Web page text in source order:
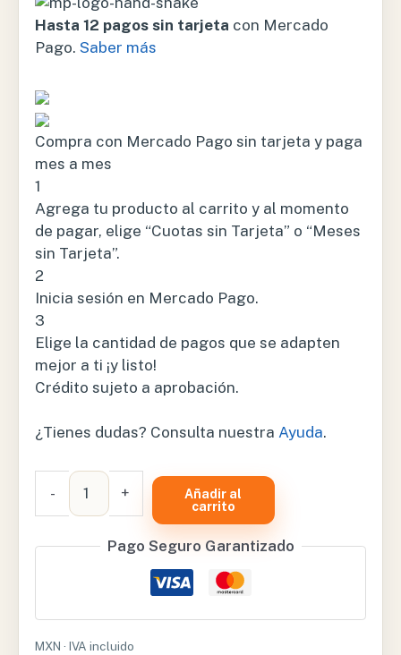
Hasta 12 pagos sin tarjeta con Mercado
Pago. Saber más
Compra con Mercado Pago sin tarjeta y paga
mes a mes
1
Agrega tu producto al carrito y al momento
de pagar, elige “Cuotas sin Tarjeta” o “Meses
sin Tarjeta”.
2
Inicia sesión en Mercado Pago.
3
Elige la cantidad de pagos que se adapten
mejor a ti ¡y listo!
Crédito sujeto a aprobación.
¿Tienes dudas? Consulta nuestra Ayuda.
-
CONSULTORIO
G
cantidad
+
Añadir al
carrito
Pago Seguro Garantizado
MXN · IVA incluido